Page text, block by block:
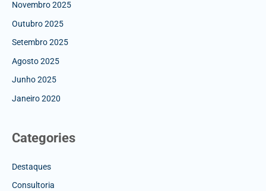
Novembro 2025
Outubro 2025
Setembro 2025
Agosto 2025
Junho 2025
Janeiro 2020
Categories
Destaques
Consultoria